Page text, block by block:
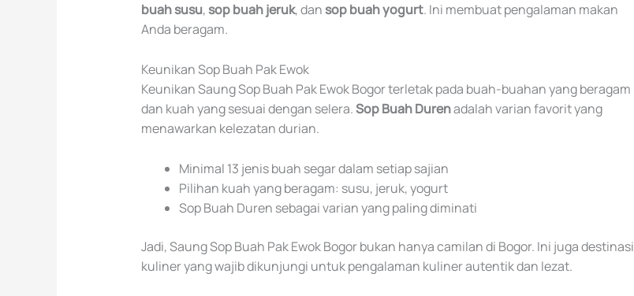
buah susu,sop buah jeruk, dansop buah yogurt. Ini membuat pengalaman makan
Anda beragam.
Keunikan Sop Buah Pak Ewok
Keunikan Saung Sop Buah Pak Ewok Bogor terletak pada buah-buahan yang beragam
dan kuah yang sesuai dengan selera.Sop Buah Durenadalah varian favorit yang
menawarkan kelezatan durian.
Minimal 13 jenis buah segar dalam setiap sajian
Pilihan kuah yang beragam: susu, jeruk, yogurt
Sop Buah Duren sebagai varian yang paling diminati
Jadi, Saung Sop Buah Pak Ewok Bogor bukan hanya camilan di Bogor. Ini juga destinasi
kuliner yang wajib dikunjungi untuk pengalaman kuliner autentik dan lezat.